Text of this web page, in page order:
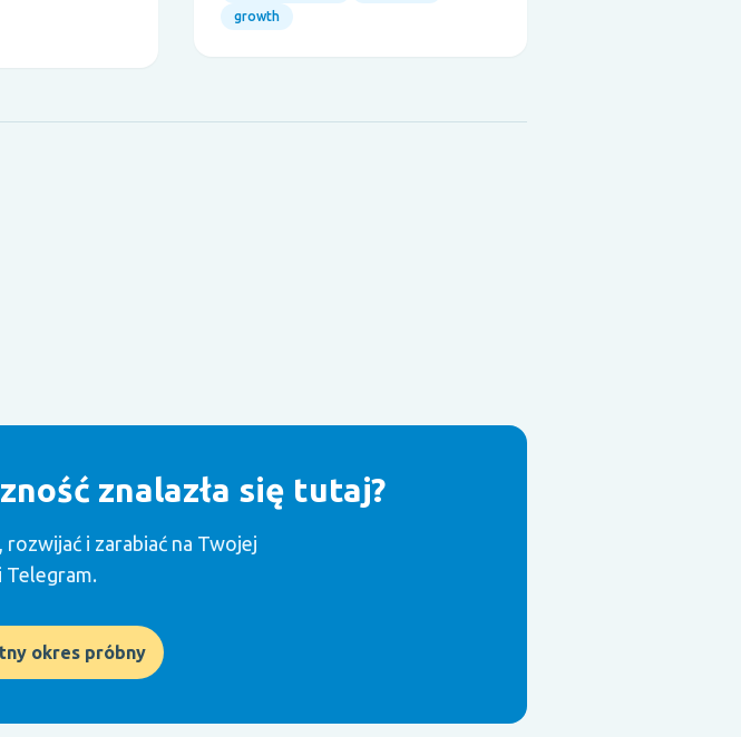
growth
znalazła się tutaj?
i zarabiać na Twojej
Telegram.
okres próbny